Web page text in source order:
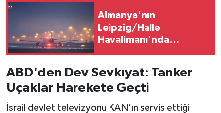
Almanya'nın
Leipzig/Halle
Havalimanı'nda
ABD'den Dev Sevkıyat: Tanker
Uçaklar Harekete Geçti
İsrail devlet televizyonu KAN’ın servis ettiği